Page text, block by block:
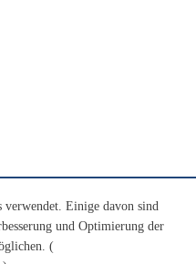
verwendet. Einige davon sind
und Optimierung der
(